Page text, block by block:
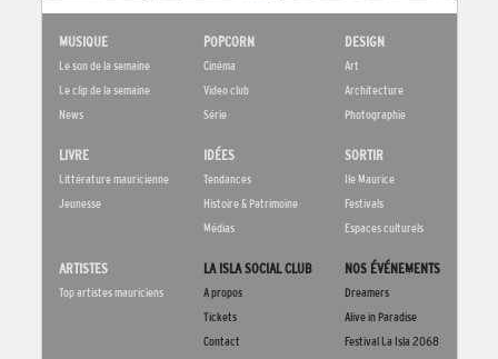
MUSIQUE
Le son de la semaine
Le clip de la semaine
News
POPCORN
Cinéma
Video club
Série
DESIGN
Art
Architecture
Photographie
LIVRE
Littérature mauricienne
Jeunesse
IDÉES
Tendances
Histoire & Patrimoine
Médias
SORTIR
Ile Maurice
Festivals
Espaces culturels
ARTISTES
Top artistes mauriciens
LA ISLA SOCIAL CLUB
A propos
Tickets
Contact
NOS ÉVÉNEMENTS
Dreamers
Alive in Paradise
Festival La Isla 2068